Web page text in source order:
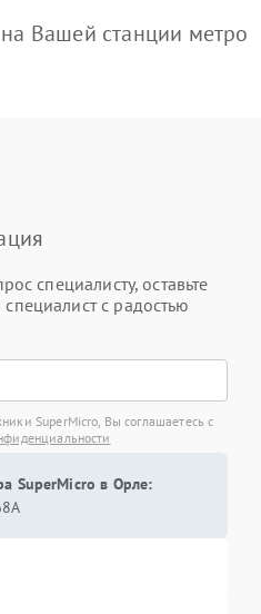
Вашей станции метро
специалисту, оставьте
с радостью
SuperMicro, Вы соглашаетесь с
SuperMicro в Орле: